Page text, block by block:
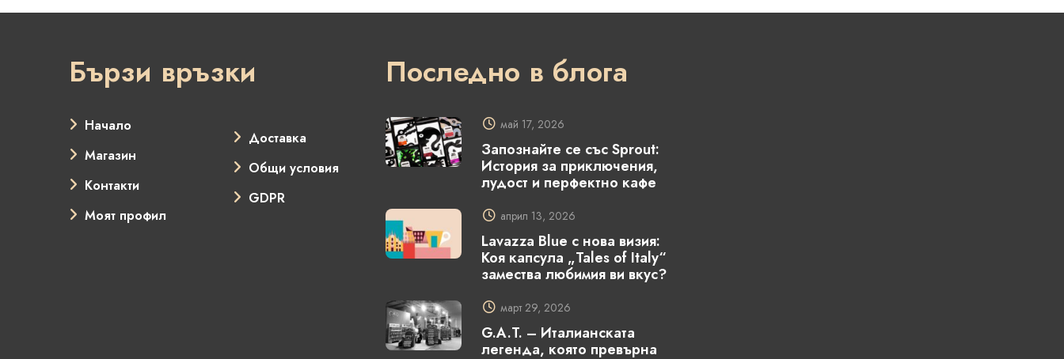
Бързи връзки
Начало
Магазин
Контакти
Моят профил
Доставка
Общи условия
GDPR
Последно в блога
май 17, 2026
Запознайте се със Sprout:
История за приключения,
лудост и перфектно кафе
април 13, 2026
Lavazza Blue с нова визия:
Коя капсула „Tales of Italy“
замества любимия ви вкус?
март 29, 2026
G.A.T. – Италианската
легенда, която превърна